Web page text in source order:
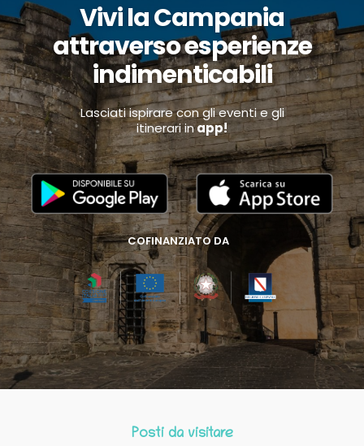
Vivi la Campania
attraverso esperienze
indimenticabili
Lasciati ispirare con gli eventi e gli
itinerari inapp!
COFINANZIATO DA
Posti da visitare